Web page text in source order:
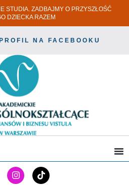
STUDIA. ZADBAJMY O PRZYSZŁOŚĆ
DZIECKA RAZEM
NA FACEBOOKU